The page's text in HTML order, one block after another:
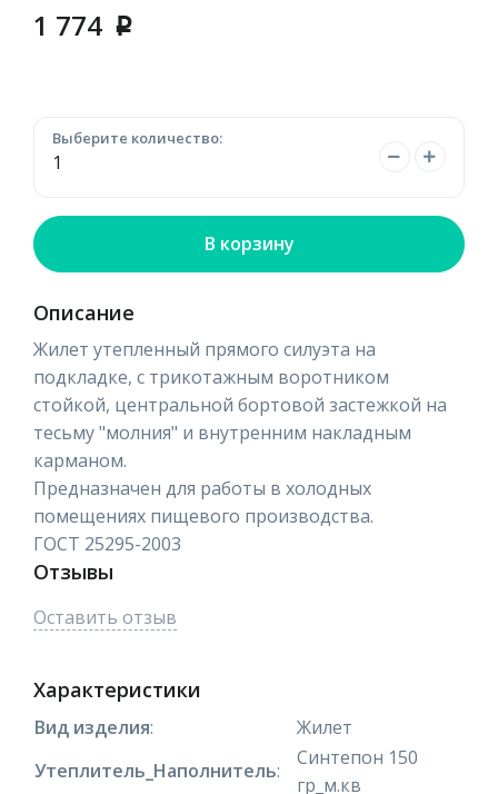
1 774 p
Выберите количество:
В корзину
Описание
Жилет утепленный прямого силуэта на
подкладке, с трикотажным воротником
стойкой, центральной бортовой застежкой на
тесьму "молния" и внутренним накладным
карманом.
Предназначен для работы в холодных
помещениях пищевого производства.
ГОСТ 25295-2003
Отзывы
Оставить отзыв
Характеристики
Вид изделия:
Жилет
Утеплитель_Наполнитель:
Синтепон 150
гр_м.кв